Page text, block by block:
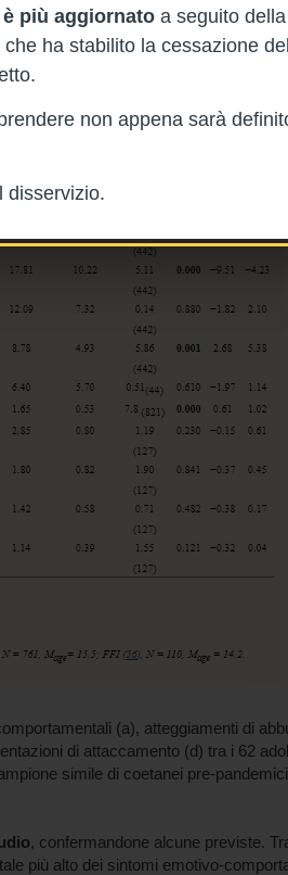
più aggiornato a seguito
che ha stabilito la cessazione
non appena sarà
disservizio.
confronto del chi-quadrato con il
classificazioni sicuro-insicuro. Il
il gruppo pre-pandemico anche nei
pandemia e quelli pre-pandemia.
(a), atteggiamenti di
di attaccamento (d) tra i 62
simile di coetanei pre-
, confermandone alcune previste.
più alto dei sintomi emotivo-